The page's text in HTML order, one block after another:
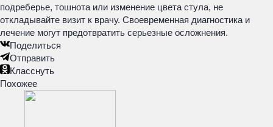
подреберье, тошнота или изменение цвета стула, не
откладывайте визит к врачу. Своевременная диагностика и
лечение могут предотвратить серьезные осложнения.
Поделиться
Отправить
Класснуть
Похожее